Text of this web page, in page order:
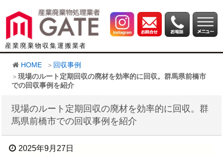
産業廃棄物収集運搬業者
HOME
回収事例
現場のルート定期回収の廃材を効率的に回収。群馬県前橋市
での回収事例を紹介
現場のルート定期回収の廃材を効率的に回収。群
馬県前橋市での回収事例を紹介
2025年9月27日